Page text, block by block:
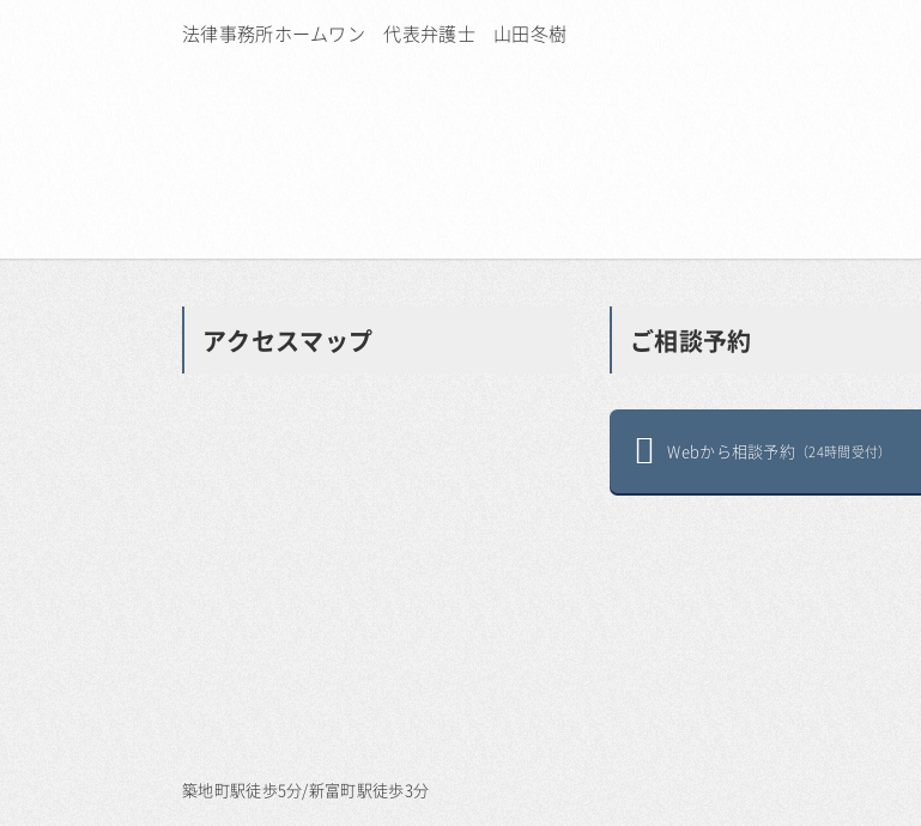
法律事務所ホームワン 代表弁護士 山田冬樹
アクセスマップ
築地町駅徒歩5分/新富町駅徒歩3分
ご相談予約
Webから相談予約 （24時間受付）